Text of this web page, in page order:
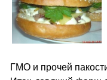
ГМО и прочей